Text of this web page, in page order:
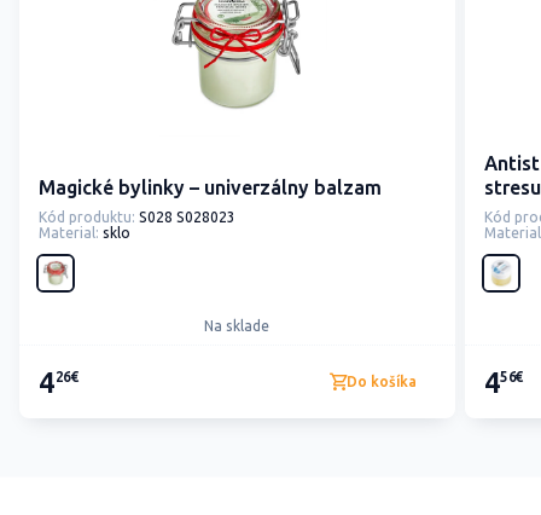
Magické bylinky – univerzálny balzam
Kód produktu: S028 S028023
Material: sklo
Na sklade
426€ Do košíka
stresu
Kód
456€